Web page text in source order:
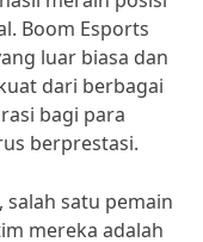
Boom Esports
luar biasa dan
dari berbagai
bagi para
berprestasi.
salah satu pemain
mereka adalah